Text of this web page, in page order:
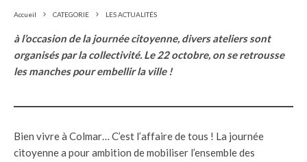
Accueil CATEGORIE LES ACTUALITÉS
à l’occasion de la journée citoyenne, divers ateliers sont
organisés par la collectivité. Le 22 octobre, on se retrousse
les manches pour embellir la ville !
Bien vivre à Colmar… C’est l’affaire de tous ! La journée
citoyenne a pour ambition de mobiliser l’ensemble des